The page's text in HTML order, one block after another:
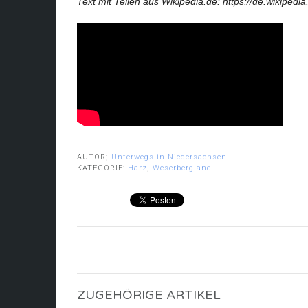
AUTOR; Unterwegs in Niedersachsen
KATEGORIE: Harz, Weserbergland
ZUGEHÖRIGE ARTIKEL